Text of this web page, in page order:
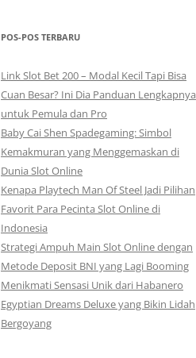
POS-POS TERBARU
Link Slot Bet 200 – Modal Kecil Tapi Bisa
Cuan Besar? Ini Dia Panduan Lengkapnya
untuk Pemula dan Pro
Baby Cai Shen Spadegaming: Simbol
Kemakmuran yang Menggemaskan di
Dunia Slot Online
Kenapa Playtech Man Of Steel Jadi Pilihan
Favorit Para Pecinta Slot Online di
Indonesia
Strategi Ampuh Main Slot Online dengan
Metode Deposit BNI yang Lagi Booming
Menikmati Sensasi Unik dari Habanero
Egyptian Dreams Deluxe yang Bikin Lidah
Bergoyang